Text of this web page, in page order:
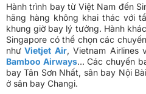
Hành trình bay từ Việt Nam đến
hãng hàng không khai thác với
khung giờ bay lý tưởng. Hành
Singapore có thể chọn các
như Vietjet Air, Vietnam Airlines
Bamboo Airways… Các chuyến
bay Tân Sơn Nhất, sân bay Nội
ở sân bay Changi.